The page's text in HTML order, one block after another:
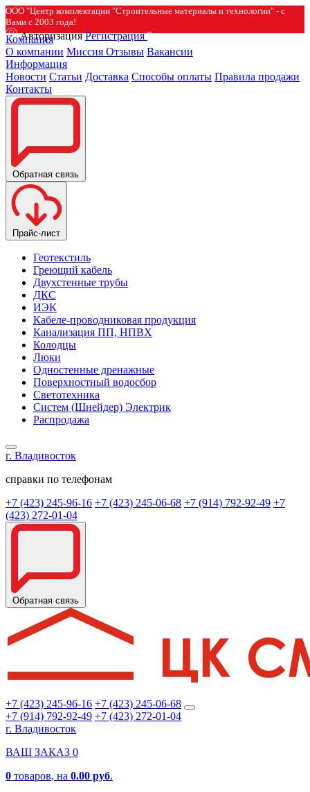
ООО "Центр комплектации "Строительные материалы и технологии" - с
Вами с 2003 года!
Авторизация Регистрация
Компания
О компании Миссия Отзывы Вакансии
Информация
Новости Статьи Доставка Способы оплаты Правила продажи
Контакты
Обратная связь
Прайс-лист
Геотекстиль
Греющий кабель
Двухстенные трубы
ДКС
ИЭК
Кабеле-проводниковая продукция
Канализация ПП, НПВХ
Колодцы
Люки
Одностенные дренажные
Поверхностный водосбор
Светотехника
Систем (Шнейдер) Электрик
Распродажа
г. Владивосток
справки по телефонам
+7 (423) 245-96-16 +7 (423) 245-06-68 +7 (914) 792-92-49 +7
(423) 272-01-04
Обратная связь
+7 (423) 245-96-16 +7 (423) 245-06-68
+7 (914) 792-92-49 +7 (423) 272-01-04
г. Владивосток
ВАШ ЗАКАЗ 0
0 товаров, на 0.00 руб.